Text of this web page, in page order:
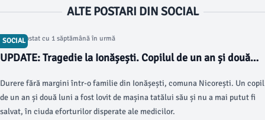
ALTE POSTARI DIN SOCIAL
SOCIAL
Articol postat cu 1 săptămână în urmă
UPDATE: Tragedie la Ionășești. Copilul de un an și două
Dumitriu Sâmbătă, 25 Iulie 2026 15:28
Durere fără margini într-o familie din Ionășești, comuna Nicorești. Un copil
de un an și două luni a fost lovit de mașina tatălui său și nu a mai putut fi
salvat, în ciuda eforturilor disperate ale medicilor.